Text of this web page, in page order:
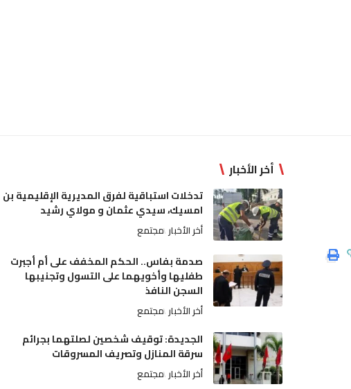
أخر الأخبار
تدخلات استباقية لفرق المديرية الإقليمية بن
امسيك، سيدي عثمان و مولاي رشيد
أخر الأخبار مجتمع
صدمة بفاس.. الحكم المخفف على أم أجبرت
طفليها وأخويهما على التسول وتجنيبها
السجن النافذ
أخر الأخبار مجتمع
الجديدة: توقيف شخصين لصلتهما بجرائم
سرقة المنازل وتصريف المسروقات
أخر الأخبار مجتمع